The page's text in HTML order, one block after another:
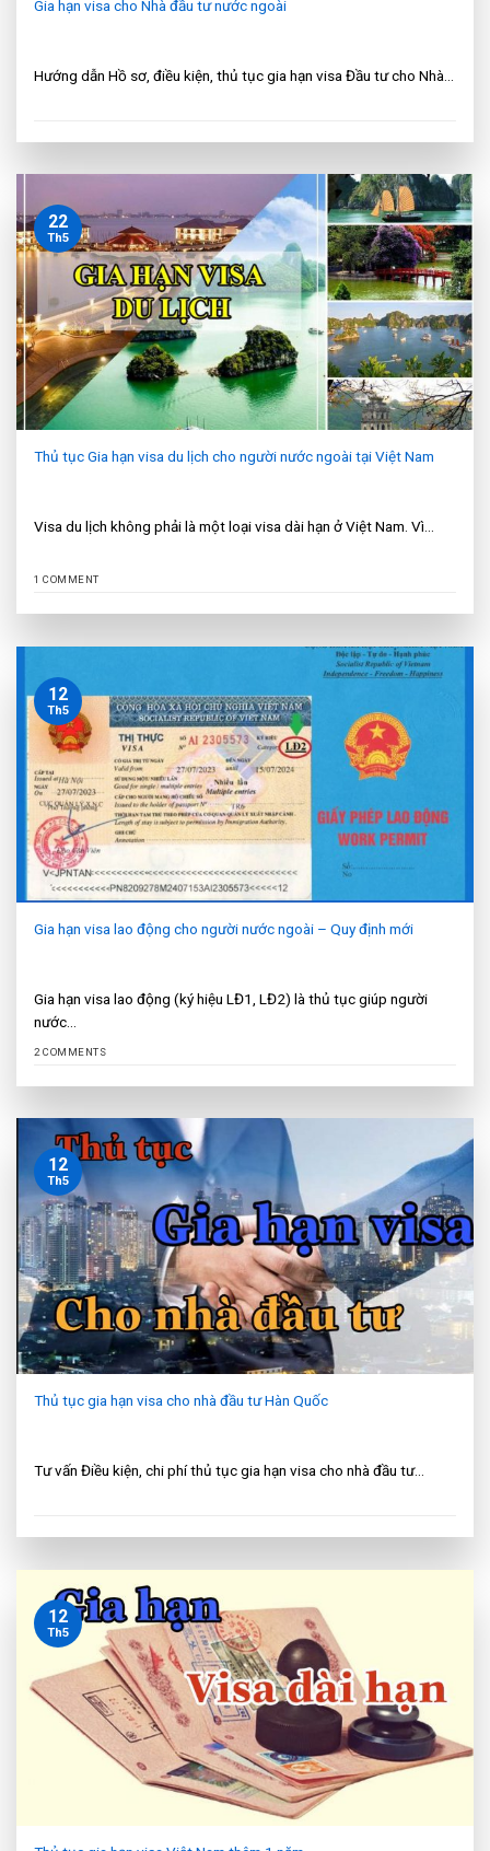
Gia hạn visa cho Nhà đầu tư nước ngoài
Hướng dẫn Hồ sơ, điều kiện, thủ tục gia hạn visa Đầu tư cho Nhà...
Thủ tục Gia hạn visa du lịch cho người nước ngoài tại Việt Nam
Visa du lịch không phải là một loại visa dài hạn ở Việt Nam. Vì...
1 COMMENT
22
Th5
Gia hạn visa lao động cho người nước ngoài – Quy định mới
Gia hạn visa lao động (ký hiệu LĐ1, LĐ2) là thủ tục giúp người
nước...
2 COMMENTS
12
Th5
Thủ tục gia hạn visa cho nhà đầu tư Hàn Quốc
Tư vấn Điều kiện, chi phí thủ tục gia hạn visa cho nhà đầu tư...
12
Th5
12
Th5